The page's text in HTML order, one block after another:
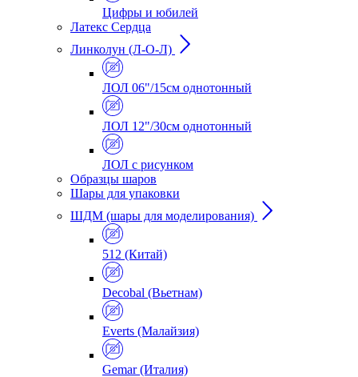
Цифры и юбилей
Латекс Сердца
Линколун (Л-О-Л)
ЛОЛ 06"/15см однотонный
ЛОЛ 12"/30см однотонный
ЛОЛ с рисунком
Образцы шаров
Шары для упаковки
ШДМ (шары для моделирования)
512 (Китай)
Decobal (Вьетнам)
Everts (Малайзия)
Gemar (Италия)